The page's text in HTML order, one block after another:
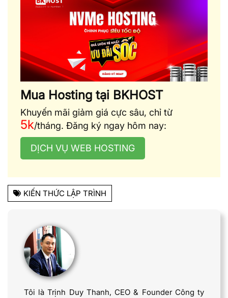
Mua Hosting tại BKHOST
Khuyến mãi giảm giá cực sâu, chỉ từ
5k/tháng. Đăng ký ngay hôm nay:
DỊCH VỤ WEB HOSTING
KIẾN THỨC LẬP TRÌNH
Tôi là Trịnh Duy Thanh, CEO & Founder Công ty